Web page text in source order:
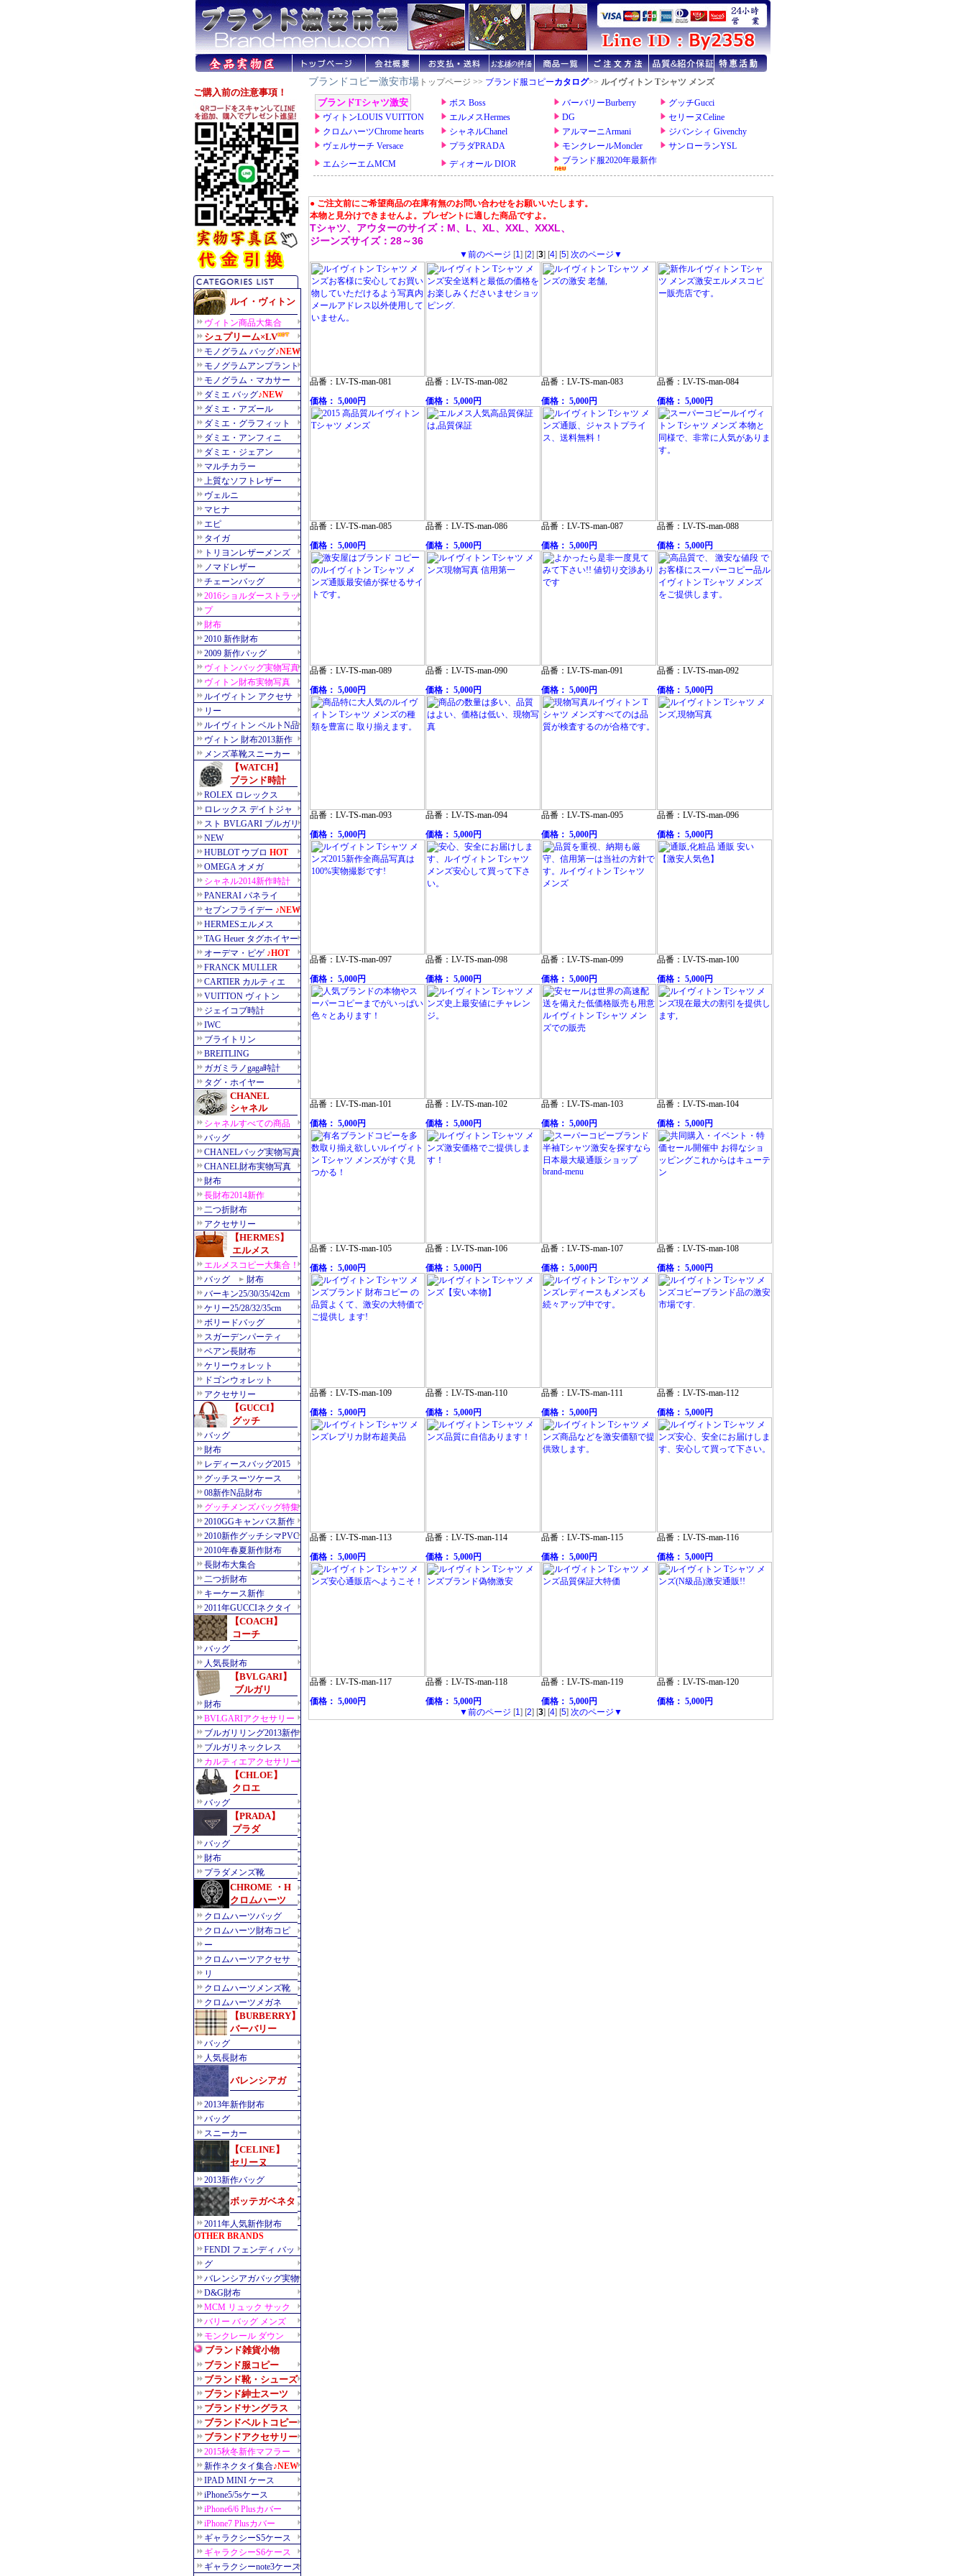
ブランドコピー激安市場トップページ >> ブランド服コピーカタログ>> ルイヴィトン Tシャツ メンズ
● ご注文前にご希望商品の在庫有無のお問い合わせをお願いいたします。
本物と見分けできませんよ。プレゼントに適した商品ですよ。
Tシャツ、アウターのサイズ：M、L、XL、XXL、XXXL、
ジーンズサイズ：28～36
▼前のページ [1] [2] [3] [4] [5] 次のページ▼
品番：LV-TS-man-081
価格： 5,000円
品番：LV-TS-man-082
価格： 5,000円
品番：LV-TS-man-083
価格： 5,000円
品番：LV-TS-man-084
価格： 5,000円
品番：LV-TS-man-085
価格： 5,000円
品番：LV-TS-man-086
価格： 5,000円
品番：LV-TS-man-087
価格： 5,000円
品番：LV-TS-man-088
価格： 5,000円
品番：LV-TS-man-089
価格： 5,000円
品番：LV-TS-man-090
価格： 5,000円
品番：LV-TS-man-091
価格： 5,000円
品番：LV-TS-man-092
価格： 5,000円
品番：LV-TS-man-093
価格： 5,000円
品番：LV-TS-man-094
価格： 5,000円
品番：LV-TS-man-095
価格： 5,000円
品番：LV-TS-man-096
価格： 5,000円
品番：LV-TS-man-097
価格： 5,000円
品番：LV-TS-man-098
価格： 5,000円
品番：LV-TS-man-099
価格： 5,000円
品番：LV-TS-man-100
価格： 5,000円
品番：LV-TS-man-101
価格： 5,000円
品番：LV-TS-man-102
価格： 5,000円
品番：LV-TS-man-103
価格： 5,000円
品番：LV-TS-man-104
価格： 5,000円
品番：LV-TS-man-105
価格： 5,000円
品番：LV-TS-man-106
価格： 5,000円
品番：LV-TS-man-107
価格： 5,000円
品番：LV-TS-man-108
価格： 5,000円
品番：LV-TS-man-109
価格： 5,000円
品番：LV-TS-man-110
価格： 5,000円
品番：LV-TS-man-111
価格： 5,000円
品番：LV-TS-man-112
価格： 5,000円
品番：LV-TS-man-113
価格： 5,000円
品番：LV-TS-man-114
価格： 5,000円
品番：LV-TS-man-115
価格： 5,000円
品番：LV-TS-man-116
価格： 5,000円
品番：LV-TS-man-117
価格： 5,000円
品番：LV-TS-man-118
価格： 5,000円
品番：LV-TS-man-119
価格： 5,000円
品番：LV-TS-man-120
価格： 5,000円
▼前のページ [1] [2] [3] [4] [5] 次のページ▼